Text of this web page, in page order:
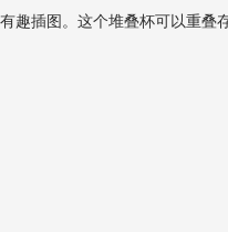
趣插图。这个堆叠杯可以重叠存